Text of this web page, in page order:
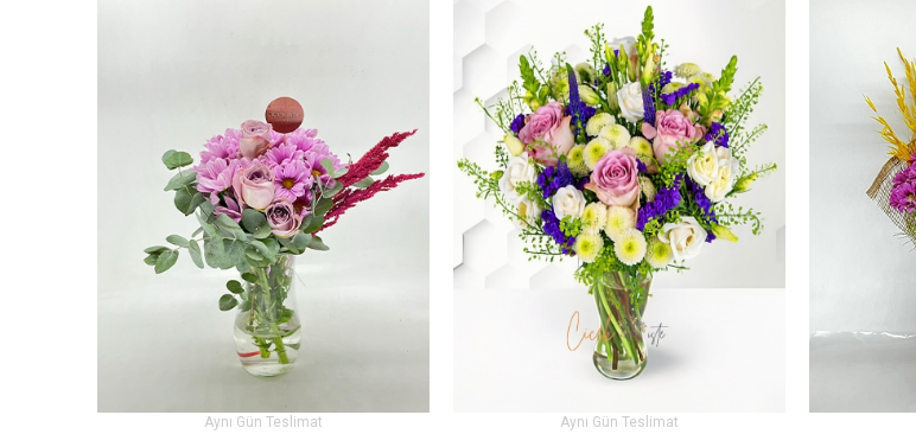
Aynı Gün Teslimat Aynı Gün Teslimat